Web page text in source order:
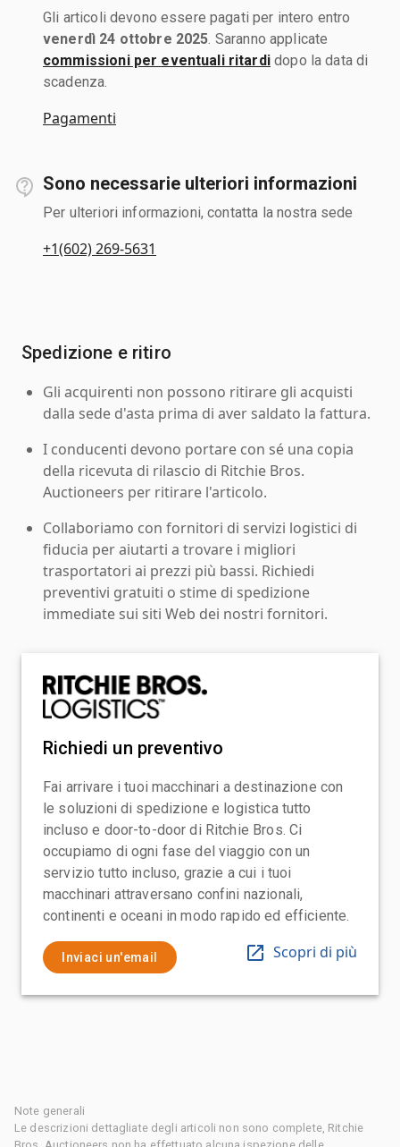
Gli articoli devono essere pagati per intero entro
venerdì 24 ottobre 2025 . Saranno applicate
commissioni per eventuali ritardidopo la data di
scadenza.
Pagamenti
Sono necessarie ulteriori informazioni
Per ulteriori informazioni, contatta la nostra sede
+1(602) 269-5631
Spedizione e ritiro
Gli acquirenti non possono ritirare gli acquisti
dalla sede d'asta prima di aver saldato la fattura.
I conducenti devono portare con sé una copia
della ricevuta di rilascio di Ritchie Bros.
Auctioneers per ritirare l'articolo.
Collaboriamo con fornitori di servizi logistici di
fiducia per aiutarti a trovare i migliori
trasportatori ai prezzi più bassi. Richiedi
preventivi gratuiti o stime di spedizione
immediate sui siti Web dei nostri fornitori.
Richiedi un preventivo
Fai arrivare i tuoi macchinari a destinazione con
le soluzioni di spedizione e logistica tutto
incluso e door-to-door di Ritchie Bros. Ci
occupiamo di ogni fase del viaggio con un
servizio tutto incluso, grazie a cui i tuoi
macchinari attraversano confini nazionali,
continenti e oceani in modo rapido ed efficiente.
Inviaci un'email Scopri di più
Note generali
Le descrizioni dettagliate degli articoli non sono complete, Ritchie